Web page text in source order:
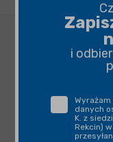
i
danych
K. z
Rekcin)